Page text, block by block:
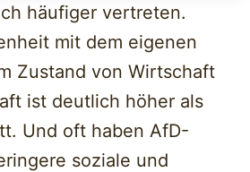
häufiger vertreten.
mit dem eigenen
Zustand von Wirtschaft
ist deutlich höher als
Und oft haben AfD-
soziale und